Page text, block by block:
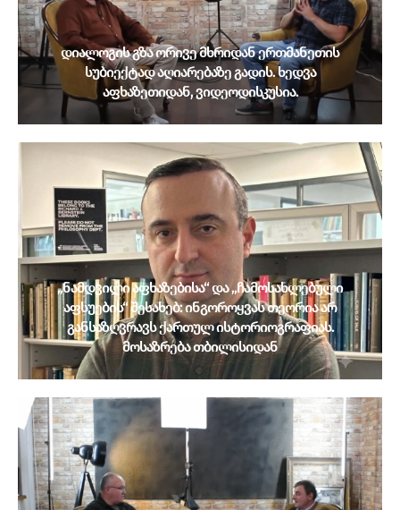
დიალოგის გზა ორივე მხრიდან ერთმანეთის
სუბიექტად აღიარებაზე გადის. ხედვა
აფხაზეთიდან, ვიდეოდისკუსია.
„ნამდვილი აფხაზებისა“ და „ჩამოსახლებული
აფსუების“ შესახებ: ინგოროყვას თეორია არ
განსაზღვრავს ქართულ ისტორიოგრაფიას.
მოსაზრება თბილისიდან